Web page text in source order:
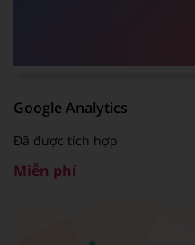
Google Analytics
Đã được tích hợp
Miễn phí